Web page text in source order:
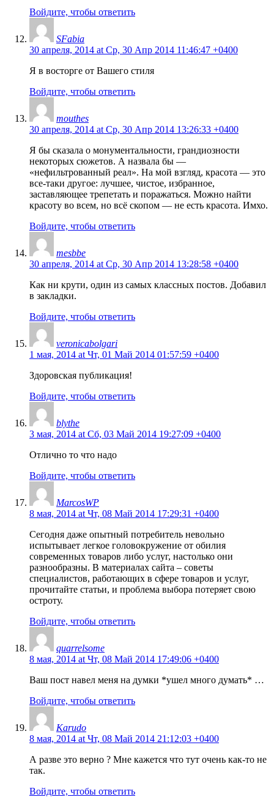
Войдите, чтобы ответить
SFabia
30 апреля, 2014 at Ср, 30 Апр 2014 11:46:47 +0400
Я в восторге от Вашего стиля
Войдите, чтобы ответить
mouthes
30 апреля, 2014 at Ср, 30 Апр 2014 13:26:33 +0400
Я бы сказала о монументальности, грандиозности
некоторых сюжетов. А назвала бы —
«нефильтрованный реал». На мой взгляд, красота — это
все-таки другое: лучшее, чистое, избранное,
заставляющее трепетать и поражаться. Можно найти
красоту во всем, но всё скопом — не есть красота. Имхо.
Войдите, чтобы ответить
mesbbe
30 апреля, 2014 at Ср, 30 Апр 2014 13:28:58 +0400
Как ни крути, один из самых классных постов. Добавил
в закладки.
Войдите, чтобы ответить
veronicabolgari
1 мая, 2014 at Чт, 01 Май 2014 01:57:59 +0400
Здоровская публикация!
Войдите, чтобы ответить
blythe
3 мая, 2014 at Сб, 03 Май 2014 19:27:09 +0400
Отлично то что надо
Войдите, чтобы ответить
MarcosWP
8 мая, 2014 at Чт, 08 Май 2014 17:29:31 +0400
Сегодня даже опытный потребитель невольно
испытывает легкое головокружение от обилия
современных товаров либо услуг, настолько они
разнообразны. В материалах сайта – советы
специалистов, работающих в сфере товаров и услуг,
прочитайте статьи, и проблема выбора потеряет свою
остроту.
Войдите, чтобы ответить
quarrelsome
8 мая, 2014 at Чт, 08 Май 2014 17:49:06 +0400
Ваш пост навел меня на думки *ушел много думать* …
Войдите, чтобы ответить
Karudo
8 мая, 2014 at Чт, 08 Май 2014 21:12:03 +0400
А разве это верно ? Мне кажется что тут очень как-то не
так.
Войдите, чтобы ответить